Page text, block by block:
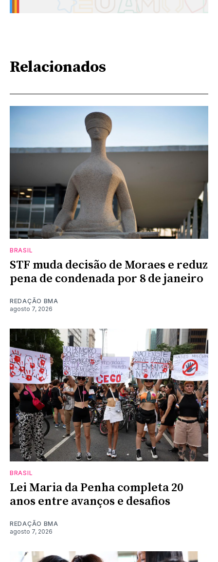
Relacionados
BRASIL
STF muda decisão de Moraes e reduz
pena de condenada por 8 de janeiro
REDAÇÃO BMA
agosto 7, 2026
BRASIL
Lei Maria da Penha completa 20
anos entre avanços e desafios
REDAÇÃO BMA
agosto 7, 2026